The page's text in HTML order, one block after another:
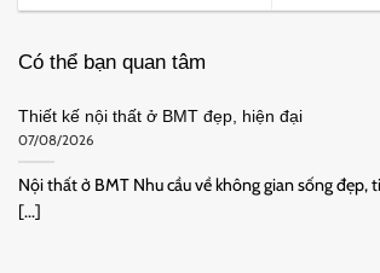
Có thể bạn quan tâm
Thiết kế nội thất ở BMT đẹp, hiện đại
07/08/2026
Nội thất ở BMT Nhu cầu về không gian sống đẹp,
[...]